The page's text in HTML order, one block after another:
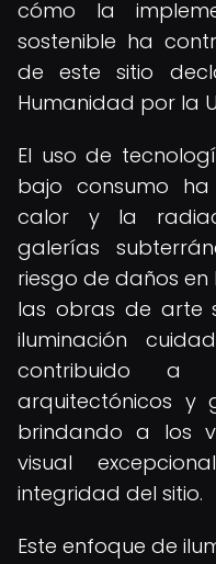
cómo la
sostenible ha
de este sitio
Humanidad por la
El uso de
bajo consumo
calor y la
galerías
riesgo de daños
las obras de arte
iluminación
contribuido a
arquitectónicos y
brindando a los
visual
integridad del sitio.
Este enfoque de